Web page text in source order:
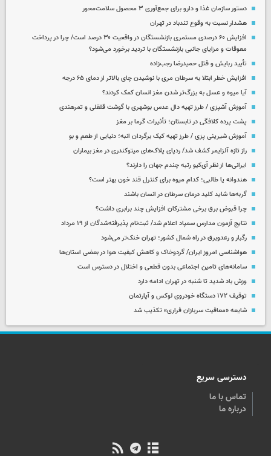
دستور سازمان غذا و دارو برای جمع‌آوری ۳ محصول سلامت‌محور
هشدار نسبت به وقوع تندباد در تهران
افزایش ۶۰ درصدی مستمری‌ بازنشستگان در واقعیت ۳۰ درصد است/ چرا در پرداخت
معوقات و مزایای جانبی بازنشستگان با تردید برخورد می‌شود؟
تأیید ربایش و قتل حمیدرضا رجب‌زاده
افزایش خطر ابتلا به سرطان مری با نوشیدن چای بالاتر از دمای ۶۵ درجه
آیا میوه و عسل به بزرگ‌تر شدن مغز انسان کمک کردند؟
آموزش آشپزی / طرز تهیه دال عدس بوشهری با گوشت قلقلی و تمرهندی
پشت پرده کلافگی در تابستان؛ تأثیرات گرما بر مغز
آموزش شیرینی پزی / طرز تهیه کیک برگردان انبه؛ دنیایی از طعم و بو
راز تازه آلزایمر کشف شد/ ردپای پلاک‌های میتوکندری در مغز بیماران
ایرانی‌ها از نظر آی‌کیو رتبه چندم جهان را دارند؟
هندوانه یا طالبی؛ کدام‌ میوه برای کنترل قند خون بهتر است؟
گربه‌ها شاید کلید درمان سرطان در انسان باشند
چرا قبوض برق برخی مشترکان افزایش چند برابری داشت؟
نتایج آزمون مدارس سمپاد اعلام شد/ ثبت‌نام پذیرفته‌شدگان از ۱۹ مرداد
رگبار و رعدوبرق در راه شمال کشور؛ تهران خنک‌تر می‌شود
هواشناسی امروز ایران/ گردوخاک و کاهش کیفیت هوا در بعضی استان‌ها
سامانه‌های تامین اجتماعی بدون قطعی و اختلال در دسترس است
وزش باد شدید تا شنبه در تهران ادامه دارد
توقیف ۱۷۲ دستگاه خودروی لوکس و آپارتمان
شایعه «معافیت سربازان فراری» تکذیب شد
دسترسی سریع
تماس با ما
درباره ما